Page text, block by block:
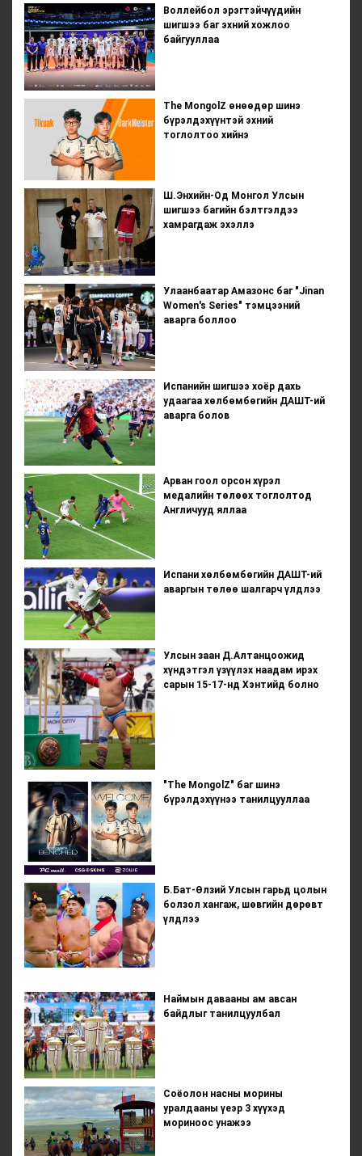
Воллейбол эрэгтэйчүүдийн
шигшээ баг эхний хожлоо
байгууллаа
The MongolZ өнөөдөр шинэ
бүрэлдэхүүнтэй эхний
тоглолтоо хийнэ
Ш.Энхийн-Од Монгол Улсын
шигшээ багийн бэлтгэлдээ
хамрагдаж эхэллэ
Улаанбаатар Амазонс баг "Jinan
Women's Series" тэмцээний
аварга боллоо
Испанийн шигшээ хоёр дахь
удаагаа хөлбөмбөгийн ДАШТ-ий
аварга болов
Арван гоол орсон хүрэл
медалийн төлөөх тоглолтод
Англичууд яллаа
Испани хөлбөмбөгийн ДАШТ-ий
аваргын төлөө шалгарч үлдлээ
Улсын заан Д.Алтанцоожид
хүндэтгэл үзүүлэх наадам ирэх
сарын 15-17-нд Хэнтийд болно
"The MongolZ" баг шинэ
бүрэлдэхүүнээ танилцууллаа
Б.Бат-Өлзий Улсын гарьд цолын
болзол хангаж, шөвгийн дөрөвт
үлдлээ
Наймын давааны ам авсан
байдлыг танилцуулбал
Соёолон насны морины
уралдааны үеэр 3 хүүхэд
мориноос унажээ